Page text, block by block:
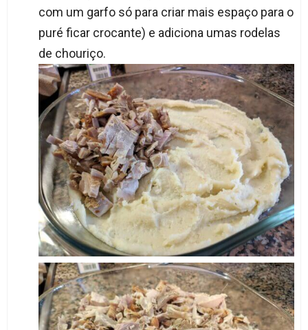
com um garfo só para criar mais espaço para o
puré ficar crocante) e adiciona umas rodelas
de chouriço.